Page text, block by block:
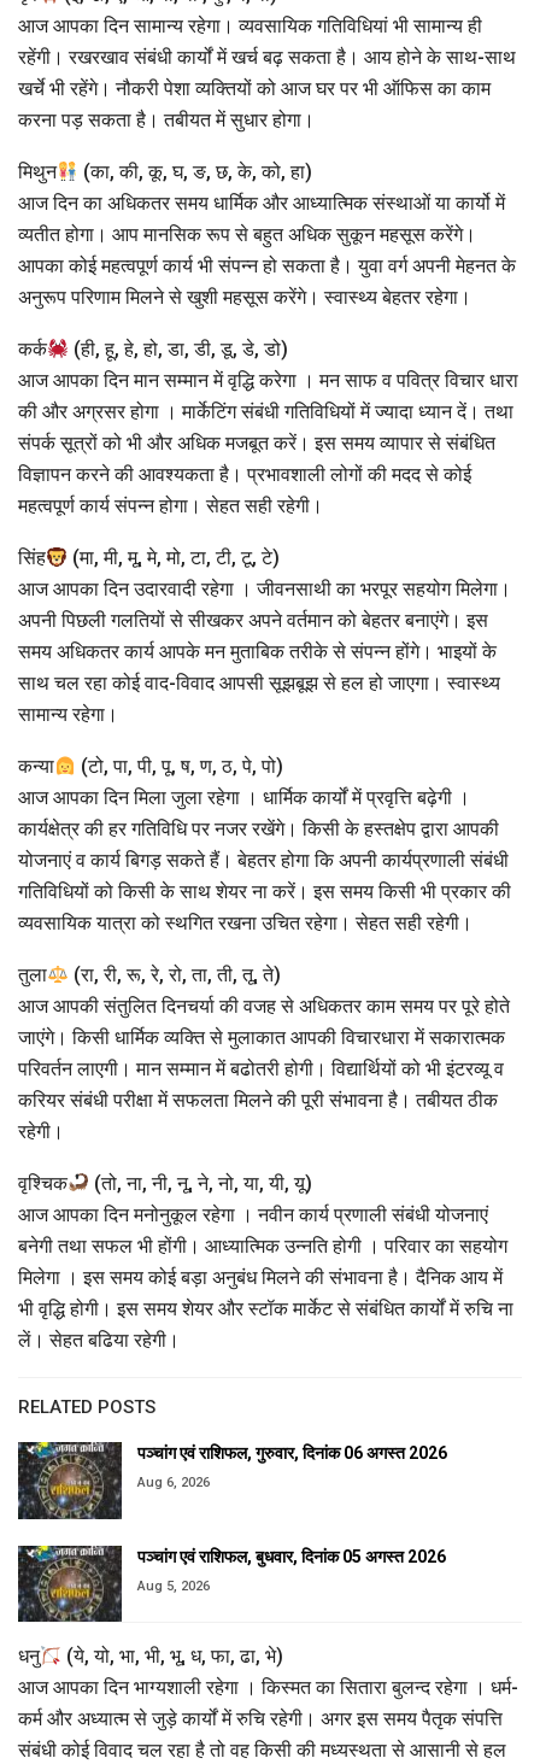
आज आपका दिन सामान्य रहेगा। व्यवसायिक गतिविधियां भी सामान्य ही
रहेंगी। रखरखाव संबंधी कार्यों में खर्च बढ़ सकता है। आय होने के साथ-साथ
खर्चे भी रहेंगे। नौकरी पेशा व्यक्तियों को आज घर पर भी ऑफिस का काम
करना पड़ सकता है। तबीयत में सुधार होगा।
मिथुन
(का, की, कू, घ, ङ, छ, के, को, हा)
आज दिन का अधिकतर समय धार्मिक और आध्यात्मिक संस्थाओं या कार्यो में
व्यतीत होगा। आप मानसिक रूप से बहुत अधिक सुकून महसूस करेंगे।
आपका कोई महत्वपूर्ण कार्य भी संपन्न हो सकता है। युवा वर्ग अपनी मेहनत के
अनुरूप परिणाम मिलने से खुशी महसूस करेंगे। स्वास्थ्य बेहतर रहेगा।
कर्क
(ही, हू, हे, हो, डा, डी, डू, डे, डो)
आज आपका दिन मान सम्मान में वृद्धि करेगा । मन साफ व पवित्र विचार धारा
की और अग्रसर होगा । मार्केटिंग संबंधी गतिविधियों में ज्यादा ध्यान दें। तथा
संपर्क सूत्रों को भी और अधिक मजबूत करें। इस समय व्यापार से संबंधित
विज्ञापन करने की आवश्यकता है। प्रभावशाली लोगों की मदद से कोई
महत्वपूर्ण कार्य संपन्न होगा। सेहत सही रहेगी।
सिंह
(मा, मी, मू, मे, मो, टा, टी, टू, टे)
आज आपका दिन उदारवादी रहेगा । जीवनसाथी का भरपूर सहयोग मिलेगा।
अपनी पिछली गलतियों से सीखकर अपने वर्तमान को बेहतर बनाएंगे। इस
समय अधिकतर कार्य आपके मन मुताबिक तरीके से संपन्न होंगे। भाइयों के
साथ चल रहा कोई वाद-विवाद आपसी सूझबूझ से हल हो जाएगा। स्वास्थ्य
सामान्य रहेगा।
कन्या
(टो, पा, पी, पू, ष, ण, ठ, पे, पो)
आज आपका दिन मिला जुला रहेगा । धार्मिक कार्यों में प्रवृत्ति बढ़ेगी ।
कार्यक्षेत्र की हर गतिविधि पर नजर रखेंगे। किसी के हस्तक्षेप द्वारा आपकी
योजनाएं व कार्य बिगड़ सकते हैं। बेहतर होगा कि अपनी कार्यप्रणाली संबंधी
गतिविधियों को किसी के साथ शेयर ना करें। इस समय किसी भी प्रकार की
व्यवसायिक यात्रा को स्थगित रखना उचित रहेगा। सेहत सही रहेगी।
तुला
(रा, री, रू, रे, रो, ता, ती, तू, ते)
आज आपकी संतुलित दिनचर्या की वजह से अधिकतर काम समय पर पूरे होते
जाएंगे। किसी धार्मिक व्यक्ति से मुलाकात आपकी विचारधारा में सकारात्मक
परिवर्तन लाएगी। मान सम्मान में बढोतरी होगी। विद्यार्थियों को भी इंटरव्यू व
करियर संबंधी परीक्षा में सफलता मिलने की पूरी संभावना है। तबीयत ठीक
रहेगी।
वृश्चिक
(तो, ना, नी, नू, ने, नो, या, यी, यू)
आज आपका दिन मनोनुकूल रहेगा । नवीन कार्य प्रणाली संबंधी योजनाएं
बनेगी तथा सफल भी होंगी। आध्यात्मिक उन्नति होगी । परिवार का सहयोग
मिलेगा । इस समय कोई बड़ा अनुबंध मिलने की संभावना है। दैनिक आय में
भी वृद्धि होगी। इस समय शेयर और स्टॉक मार्केट से संबंधित कार्यों में रुचि ना
लें। सेहत बढिया रहेगी।
RELATED POSTS
पञ्चांग एवं राशिफल, गुरुवार, दिनांक 06 अगस्त 2026
Aug 6, 2026
पञ्चांग एवं राशिफल, बुधवार, दिनांक 05 अगस्त 2026
Aug 5, 2026
धनु
(ये, यो, भा, भी, भू, ध, फा, ढा, भे)
आज आपका दिन भाग्यशाली रहेगा । किस्मत का सितारा बुलन्द रहेगा । धर्म-
कर्म और अध्यात्म से जुड़े कार्यों में रुचि रहेगी। अगर इस समय पैतृक संपत्ति
संबंधी कोई विवाद चल रहा है तो वह किसी की मध्यस्थता से आसानी से हल